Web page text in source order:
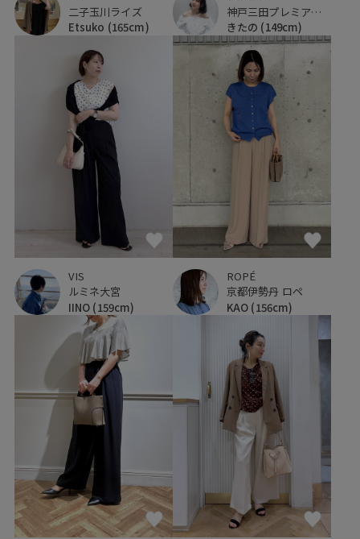
二子玉川ライズ
Etsuko (165cm)
神戸三田プレミアム・アウトレット
きたの (149cm)
VIS
ルミネ大宮
IINO (159cm)
ROPÉ
京都伊勢丹 ロペ
KAO (156cm)